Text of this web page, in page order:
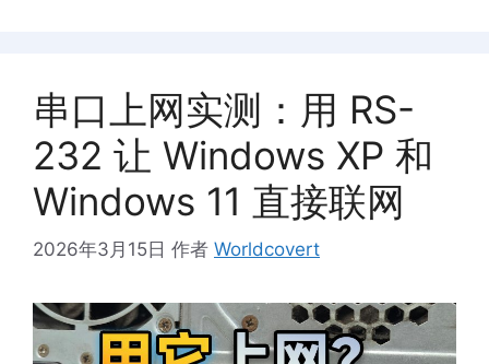
串口上网实测：用 RS-
232 让 Windows XP 和
Windows 11 直接联网
2026年3月15日 作者 Worldcovert